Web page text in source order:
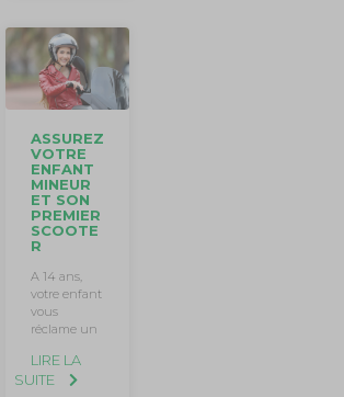
ASSUREZ
VOTRE
ENFANT
MINEUR
ET SON
PREMIER
SCOOTE
R
A 14 ans,
votre enfant
vous
réclame un
LIRE LA
SUITE